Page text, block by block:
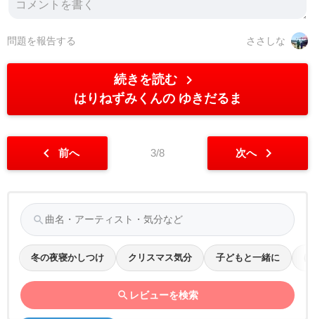
ささしな
問題を報告する
続きを読む chevron_right
はりねずみくんの ゆきだるま
chevron_left 前へ 3/8 次へ chevron_right
search
冬の夜寝かしつけ クリスマス気分 子どもと一緒に
search レビューを検索